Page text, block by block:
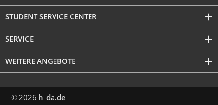
STUDENT SERVICE CENTER
SERVICE
WEITERE ANGEBOTE
© 2026 h_da.de